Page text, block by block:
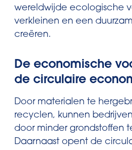
wereldwijde ecologische
verkleinen en een
creëren.
De economische
de circulaire
Door materialen te
recyclen, kunnen
door minder grondstoffen
Daarnaast opent de